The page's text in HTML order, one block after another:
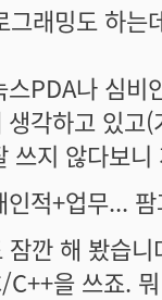
그래밍도 하
스PDA나 심비
생각하고 있고
쓰지 않다보
인적+업무...
잠깐 해 봤습
C++을 쓰죠.